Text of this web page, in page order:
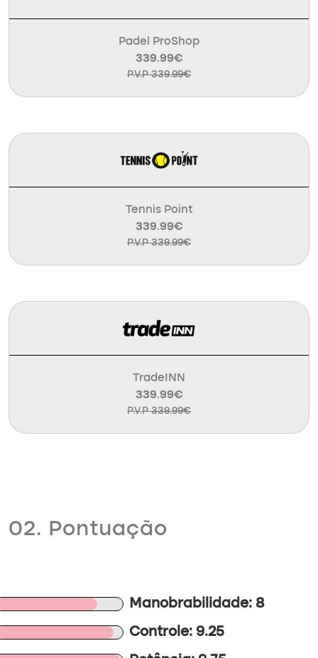
Padel ProShop
339.99€
P.V.P 339.99€
Tennis Point
339.99€
P.V.P 339.99€
TradeINN
339.99€
P.V.P 339.99€
02. Pontuação
Manobrabilidade: 8
Controle: 9.25